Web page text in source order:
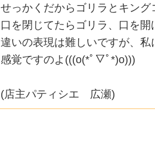
せっかくだからゴリラとキン
口を閉じてたらゴリラ、口を
違いの表現は難しいですが、
感覚ですのよ(((o(*ﾟ▽ﾟ*)o)))
(店主パティシエ 広瀬)